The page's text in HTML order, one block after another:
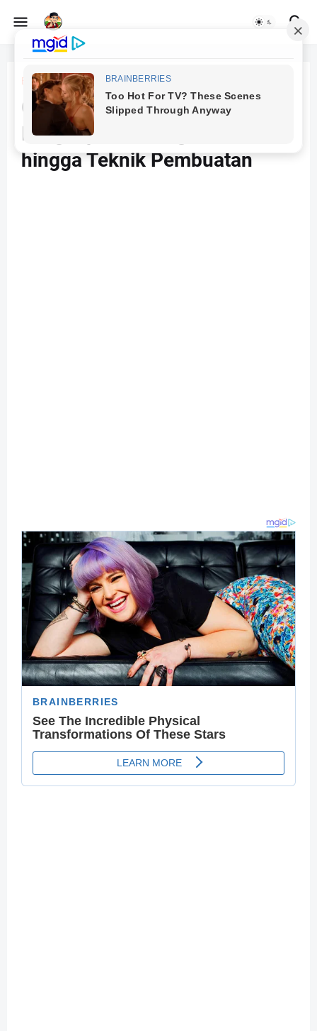
Beranda cara membuat ilustrasi
Gambar Ilustrasi: Panduan
Lengkap dari Pengertian
hingga Teknik Pembuatan